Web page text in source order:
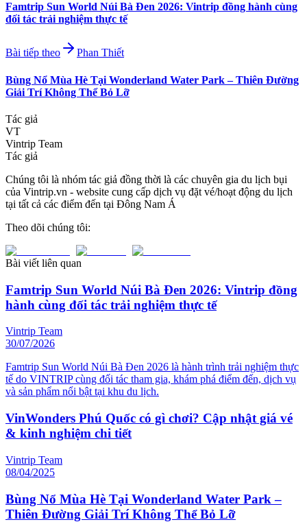
Famtrip Sun World Núi Bà Đen 2026: Vintrip đồng hành cùng
đối tác trải nghiệm thực tế
Bài tiếp theo Phan Thiết
Bùng Nổ Mùa Hè Tại Wonderland Water Park – Thiên Đường
Giải Trí Không Thể Bỏ Lỡ
Tác giả
VT
Vintrip Team
Tác giả
Chúng tôi là nhóm tác giả đồng thời là các chuyên gia du lịch bụi
của Vintrip.vn - website cung cấp dịch vụ đặt vé/hoạt động du lịch
tại tất cả các điểm đến tại Đông Nam Á
Theo dõi chúng tôi:
Bài viết liên quan
Famtrip Sun World Núi Bà Đen 2026: Vintrip đồng
hành cùng đối tác trải nghiệm thực tế
Vintrip Team
30/07/2026
Famtrip Sun World Núi Bà Đen 2026 là hành trình trải nghiệm thực
tế do VINTRIP cùng đối tác tham gia, khám phá điểm đến, dịch vụ
và sản phẩm nổi bật tại khu du lịch.
VinWonders Phú Quốc có gì chơi? Cập nhật giá vé
& kinh nghiệm chi tiết
Vintrip Team
08/04/2025
Bùng Nổ Mùa Hè Tại Wonderland Water Park –
Thiên Đường Giải Trí Không Thể Bỏ Lỡ